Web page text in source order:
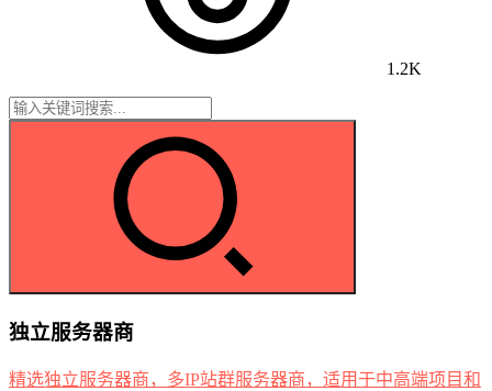
1.2K
独立服务器商
精选独立服务器商，多IP站群服务器商，适用于中高端项目和